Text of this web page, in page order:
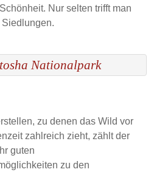
Nur selten trifft man
Nationalpark
zu denen das Wild vor
zahlreich zieht, zählt der
guten
zu den